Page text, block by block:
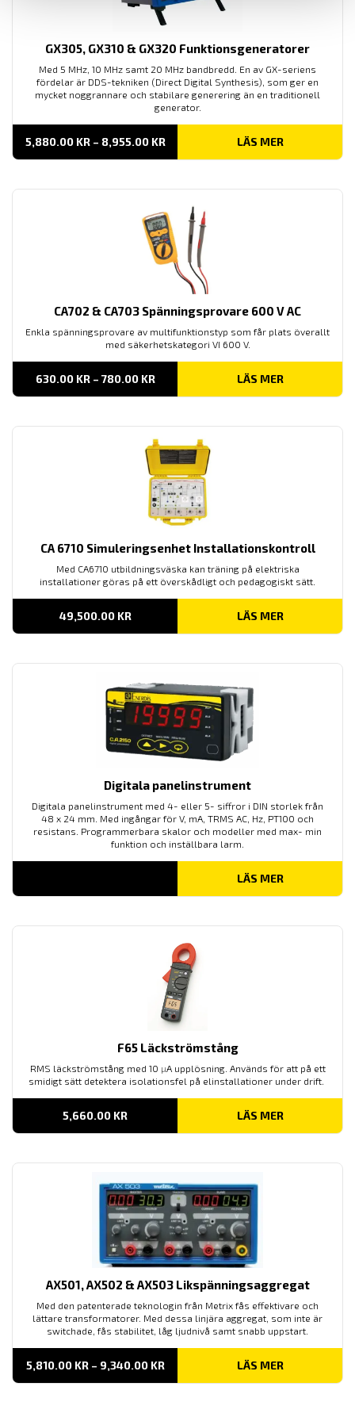
GX305, GX310 & GX320 Funktionsgeneratorer
Med 5 MHz, 10 MHz samt 20 MHz bandbredd. En av GX-seriens
fördelar är DDS-tekniken (Direct Digital Synthesis), som ger en
mycket noggrannare och stabilare generering än en traditionell
generator.
5,880.00 KR – 8,955.00 KRPRISINTERVALL:
TILL
LÄS MER
CA702 & CA703 Spänningsprovare 600 V AC
Enkla spänningsprovare av multifunktionstyp som får plats överallt
med säkerhetskategori VI 600 V.
630.00 KR – 780.00 KRPRISINTERVALL:
TILL
LÄS MER
CA 6710 Simuleringsenhet Installationskontroll
Med CA6710 utbildningsväska kan träning på elektriska
installationer göras på ett överskådligt och pedagogiskt sätt.
49,500.00 KR LÄS MER
Digitala panelinstrument
Digitala panelinstrument med 4- eller 5- siffror i DIN storlek från
48 x 24 mm. Med ingångar för V, mA, TRMS AC, Hz, PT100 och
resistans. Programmerbara skalor och modeller med max- min
funktion och inställbara larm.
LÄS MER
F65 Läckströmstång
RMS läckströmstång med 10 µA upplösning. Används för att på ett
smidigt sätt detektera isolationsfel på elinstallationer under drift.
5,660.00 KR LÄS MER
AX501, AX502 & AX503 Likspänningsaggregat
Med den patenterade teknologin från Metrix fås effektivare och
lättare transformatorer. Med dessa linjära aggregat, som inte är
switchade, fås stabilitet, låg ljudnivå samt snabb uppstart.
5,810.00 KR – 9,340.00 KRPRISINTERVALL:
TILL
LÄS MER